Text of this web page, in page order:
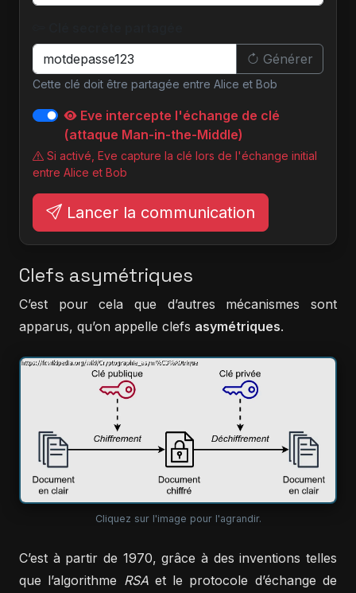
Générer
Cette clé doit être partagée entre Alice et Bob
Eve intercepte l'échange de clé
(attaque Man-in-the-Middle)
Si activé, Eve capture la clé lors de l'échange initial
entre Alice et Bob
Lancer la communication
Clefs asymétriques
C’est pour cela que d’autres mécanismes sont
apparus, qu’on appelle clefs asymétriques.
Cliquez sur l'image pour l'agrandir.
C’est à partir de 1970, grâce à des inventions telles
que l’algorithme RSAet le protocole d’échange de